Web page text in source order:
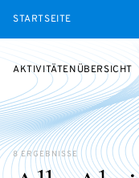
STARTSEITE
AKTIVITÄTENÜBERSICHT
8 ERGEBNISSE